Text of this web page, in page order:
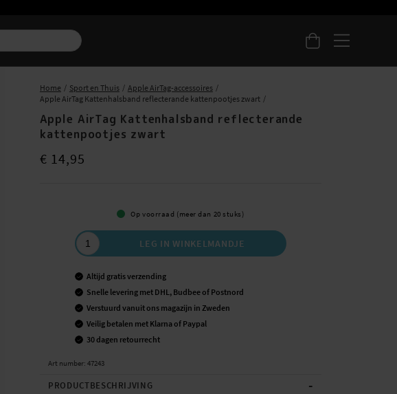
Home Sport en Thuis
Apple AirTag-accessoires
Apple AirTag Kattenhalsband reflecterande kattenpootjes zwart
Apple AirTag Kattenhalsband reflecterande
kattenpootjes zwart
Prijs :€ 14,95
€ 14,95
Op voorraad (meer dan 20 stuks)
LEG IN WINKELMANDJE
Altijd gratis verzending
Snelle levering met DHL, Budbee of Postnord
Verstuurd vanuit ons magazijn in Zweden
Veilig betalen met Klarna of Paypal
30 dagen retourrecht
Art number: 47243
PRODUCTBESCHRIJVING -